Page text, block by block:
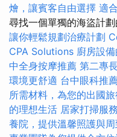
燴，讓賓客自由選擇 適
尋找一個單獨的海盜計劃
讓你輕鬆規劃治療計劃
CPA Solutions 廚房設
中全身按摩推薦 第二專
環境更舒適 台中眼科推
所需材料，為您的出國
的理想生活 居家打掃服
養院，提供溫馨照護與